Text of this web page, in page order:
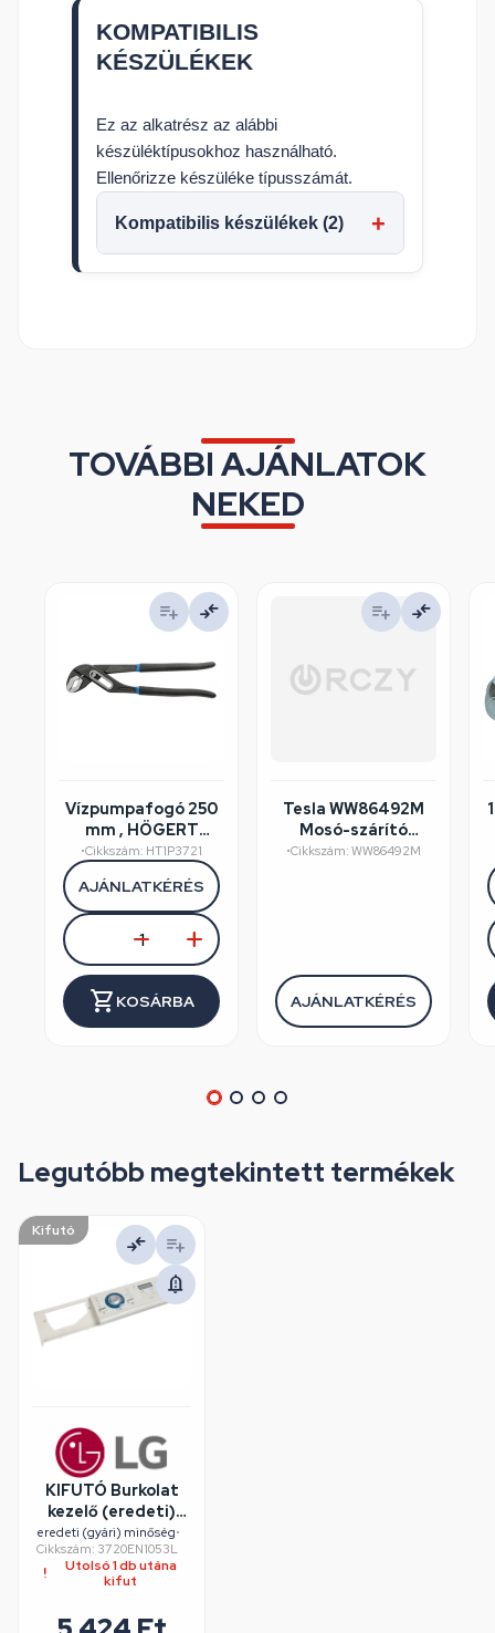
KOMPATIBILIS
KÉSZÜLÉKEK
Ez az alkatrész az alábbi
készüléktípusokhoz használható.
Ellenőrizze készüléke típusszámát.
Kompatibilis készülékek (2)
TOVÁBBI AJÁNLATOK
NEKED
Vízpumpafogó 250
mm , HÖGERT
HT1P372
•Cikkszám: HT1P3721
AJÁNLATKÉRÉS
KOSÁRBA
Tesla WW86492M
Mosó-szárító
felújított/szépséghibás
•Cikkszám: WW86492M
AJÁNLATKÉRÉS
Legutóbb megtekintett termékek
Kifutó
KIFUTÓ Burkolat
kezelő (eredeti)
LG mosógép /
RENDELÉSRE
eredeti (gyári) minőség•
Cikkszám: 3720EN1053L
Utolsó 1 db utána
kifut